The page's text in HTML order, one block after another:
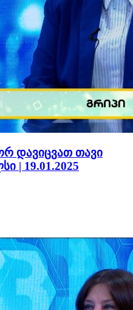
დავიცვათ თავი
| 19.01.2025